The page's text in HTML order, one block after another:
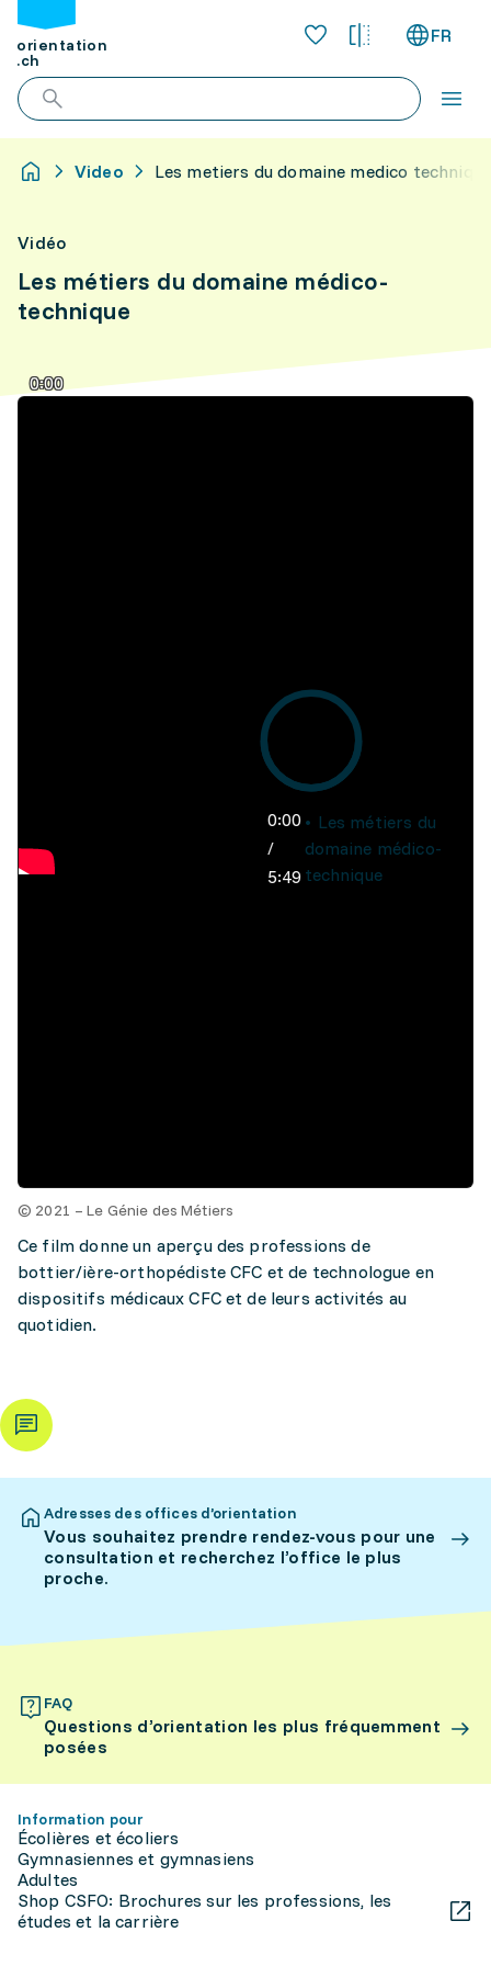
orientation
.ch
FR
Video Les metiers du domaine medico technique
Vidéo
Les métiers du domaine médico-
technique
0:00
0:00
/
5:49
Les métiers du
domaine médico-
technique
© 2021 – Le Génie des Métiers
Ce film donne un aperçu des professions de
bottier/ière-orthopédiste CFC et de technologue en
dispositifs médicaux CFC et de leurs activités au
quotidien.
Adresses des offices d’orientation
Vous souhaitez prendre rendez-vous pour une
consultation et recherchez l’office le plus
proche.
FAQ
Questions d’orientation les plus fréquemment
posées
Information pour
Écolières et écoliers
Gymnasiennes et gymnasiens
Adultes
Shop CSFO: Brochures sur les professions, les
études et la carrière